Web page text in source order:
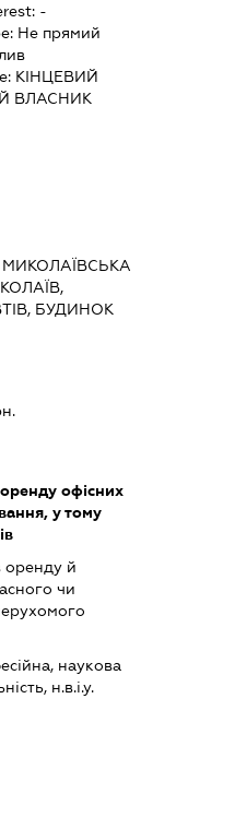
-
Не прямий
КІНЦЕВИЙ
ВЛАСНИК
МИКОЛАЇВСЬКА
БУДИНОК
офісних
у тому
оренду й
чи
наукова
н.в.і.у.